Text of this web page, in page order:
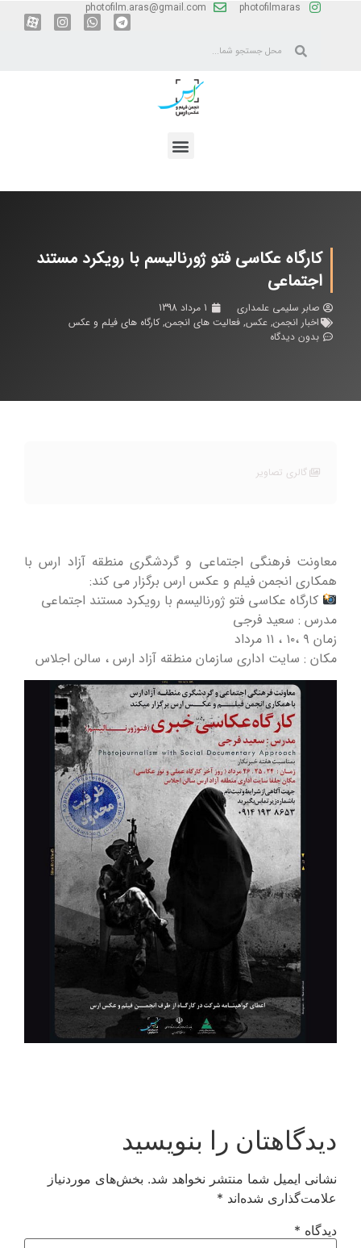
photofilmaras
photofilm.aras@gmail.com
کارگاه عکاسی فتو ژورنالیسم با رویکرد مستند
اجتماعی
صابر سلیمی علمداری
1 مرداد 1398
اخبار انجمن, عکس, فعالیت های انجمن,کارگاه های فیلم و عکس
بدون دیدگاه
گالری تصاویر
معاونت فرهنگی اجتماعی و گردشگری منطقه آزاد ارس با
همکاری انجمن فیلم و عکس ارس برگزار می کند:
کارگاه عکاسی فتو ژورنالیسم با رویکرد مستند اجتماعی
مدرس : سعید فرجی
زمان ۹ ،۱۰ ، ۱۱ مرداد
مکان : سایت اداری سازمان منطقه آزاد ارس ، سالن اجلاس
دیدگاهتان را بنویسید
نشانی ایمیل شما منتشر نخواهد شد. بخش‌های موردنیاز
علامت‌گذاری شده‌اند *
دیدگاه *